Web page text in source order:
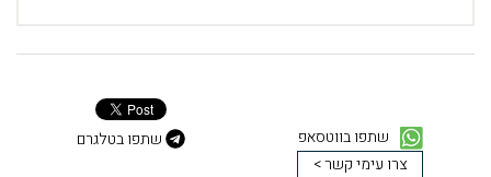
שתפו בווטסאפ
שתפו בטלגרם
צרו עימי קשר >